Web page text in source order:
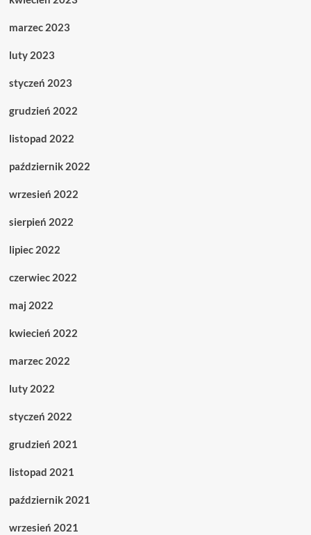
marzec 2023
luty 2023
styczeń 2023
grudzień 2022
listopad 2022
październik 2022
wrzesień 2022
sierpień 2022
lipiec 2022
czerwiec 2022
maj 2022
kwiecień 2022
marzec 2022
luty 2022
styczeń 2022
grudzień 2021
listopad 2021
październik 2021
wrzesień 2021